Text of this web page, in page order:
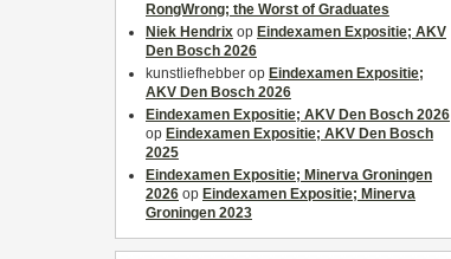
RongWrong; the Worst of Graduates
Niek Hendrix op Eindexamen Expositie; AKV
Den Bosch 2026
kunstliefhebber op Eindexamen Expositie;
AKV Den Bosch 2026
Eindexamen Expositie; AKV Den Bosch 2026
op Eindexamen Expositie; AKV Den Bosch
2025
Eindexamen Expositie; Minerva Groningen
2026 op Eindexamen Expositie; Minerva
Groningen 2023